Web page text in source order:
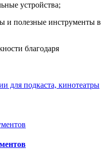
устройства;
и полезные инструменты в
благодаря
для подкаста, кинотеатры